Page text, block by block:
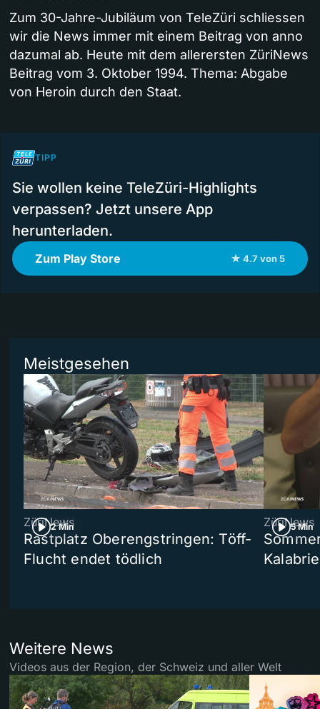
Zum 30-Jahre-Jubiläum von TeleZüri schliessen
wir die News immer mit einem Beitrag von anno
dazumal ab. Heute mit dem allerersten ZüriNews
Beitrag vom 3. Oktober 1994. Thema: Abgabe
von Heroin durch den Staat.
TIPP
Sie wollen keine TeleZüri-Highlights
verpassen? Jetzt unsere App
herunterladen.
Zum Play Store ★ 4.7 von 5
Meistgesehen
2 Min
ZüriNews
Rastplatz Oberengstringen: Töff-
Flucht endet tödlich
5 Min
ZüriNews
Weitere News
Videos aus der Region, der Schweiz und aller Welt